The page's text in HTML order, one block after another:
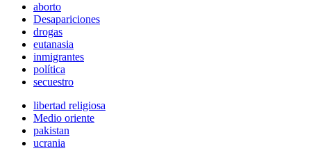
aborto
Desapariciones
drogas
eutanasia
inmigrantes
política
secuestro
libertad religiosa
Medio oriente
pakistan
ucrania